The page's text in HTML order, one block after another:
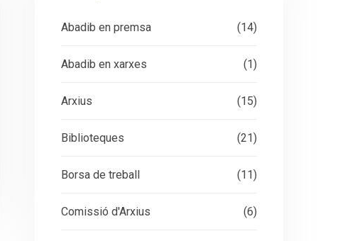
Abadib en premsa (14)
Abadib en xarxes (1)
Arxius (15)
Biblioteques (21)
Borsa de treball (11)
Comissió d'Arxius (6)